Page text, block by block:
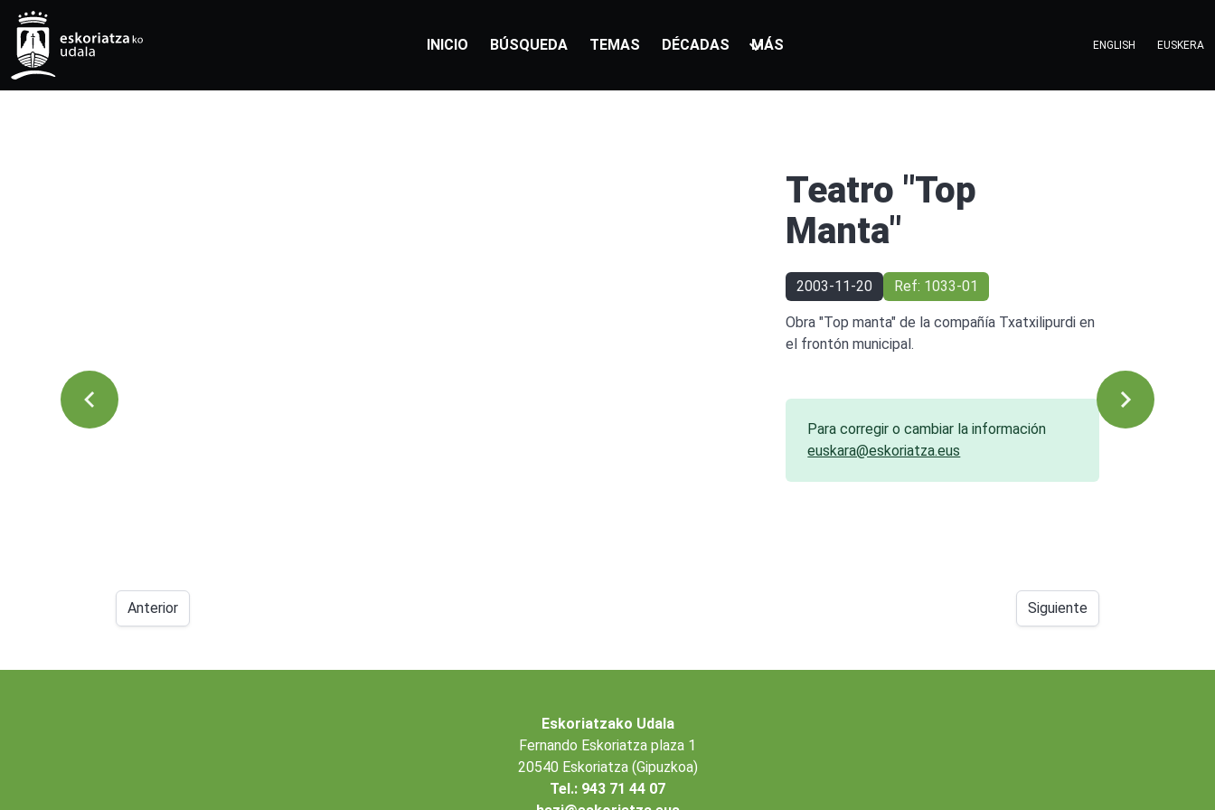
INICIO BÚSQUEDA TEMAS DÉCADAS MÁS ENGLISH EUSKERA
Teatro "Top
Manta"
2003-11-20 Ref: 1033-01
Obra "Top manta" de la compañía Txatxilipurdi en
el frontón municipal.
Para corregir o cambiar la información
euskara@eskoriatza.eus
Anterior Siguiente
Eskoriatzako Udala
Fernando Eskoriatza plaza 1
20540 Eskoriatza (Gipuzkoa)
Tel.: 943 71 44 07